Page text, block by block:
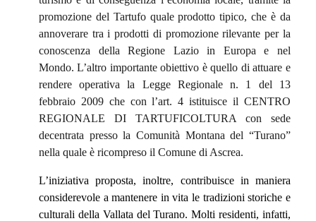
promozione del Tartufo quale prodotto tipico, che è da
annoverare tra i prodotti di promozione rilevante per la
conoscenza della Regione Lazio in Europa e nel
Mondo. L’altro importante obiettivo è quello di attuare e
rendere operativa la Legge Regionale n. 1 del 13
febbraio 2009 che con l’art. 4 istituisce il CENTRO
REGIONALE DI TARTUFICOLTURA con sede
decentrata presso la Comunità Montana del “Turano”
nella quale è ricompreso il Comune di Ascrea.
L’iniziativa proposta, inoltre, contribuisce in maniera
considerevole a mantenere in vita le tradizioni storiche e
culturali della Vallata del Turano. Molti residenti, infatti,